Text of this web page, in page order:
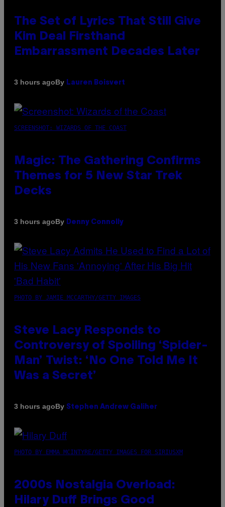
The Set of Lyrics That Still Give
Kim Deal Firsthand
Embarrassment Decades Later
3 hours agoBy Lauren Boisvert
SCREENSHOT: WIZARDS OF THE COAST
Magic: The Gathering Confirms
Themes for 5 New Star Trek
Decks
3 hours agoBy Denny Connolly
PHOTO BY JAMIE MCCARTHY/GETTY IMAGES
Steve Lacy Responds to
Controversy of Spoiling ‘Spider-
Man’ Twist: ‘No One Told Me It
Was a Secret’
3 hours agoBy Stephen Andrew Galiher
PHOTO BY EMMA MCINTYRE/GETTY IMAGES FOR SIRIUSXM
2000s Nostalgia Overload:
Hilary Duff Brings Good